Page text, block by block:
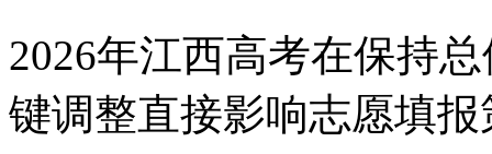
2026年江西高考在保持
键调整直接影响志愿填报